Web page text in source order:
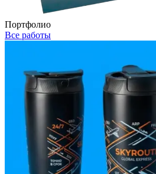
Портфолио
Все работы